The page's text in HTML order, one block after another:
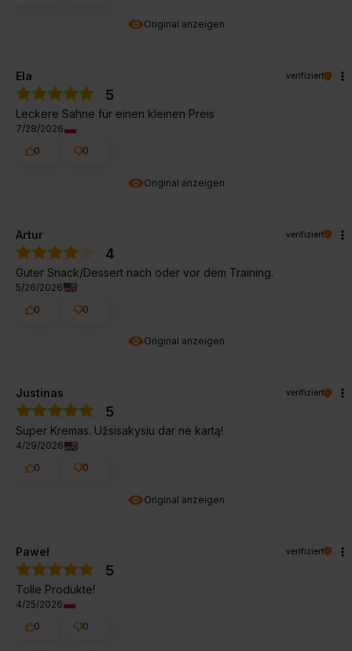
Original anzeigen
Original anzeigen
Ela verifiziert
5
Leckere Sahne für einen kleinen Preis
7/28/2026
0
0
Original anzeigen
Artur verifiziert
4
Guter Snack/Dessert nach oder vor dem Training.
5/26/2026
0
0
Original anzeigen
Justinas verifiziert
5
Super Kremas. Užsisakysiu dar ne kartą!
4/29/2026
0
0
Paweł verifiziert
5
Tolle Produkte!
4/25/2026
0
0